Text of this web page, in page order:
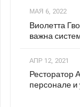
МАЯ 6, 2022
Виолетта
важна
АПР 12, 2021
Ресторатор
персонале